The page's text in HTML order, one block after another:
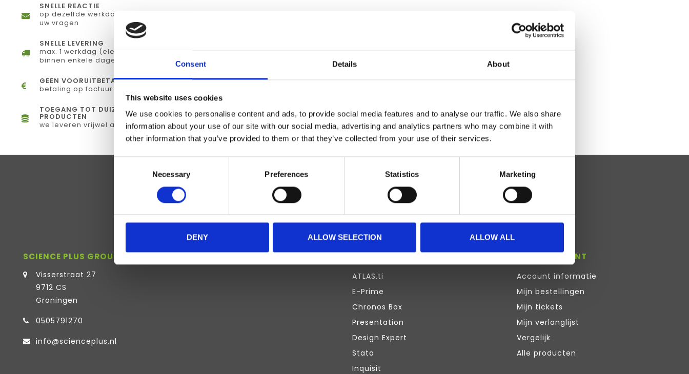
Consent Details About
This website uses cookies
We use cookies to personalise content and ads, to provide social media features and to analyse our traffic. We also share
information about your use of our site with our social media, advertising and analytics partners who may combine it with
other information that you’ve provided to them or that they’ve collected from your use of their services.
Necessary Preferences Statistics Marketing
DENY ALLOW SELECTION ALLOW ALL
SNELLE REACTIE
op dezelfde werkdag antwoord op
uw vragen
SNELLE LEVERING
max. 1 werkdag (elektronisch) of
binnen enkele dagen (fysiek)
GEEN VOORUITBETALING
betaling op factuur
TOEGANG TOT DUIZENDEN
PRODUCTEN
we leveren vrijwel alles
ABONNEER JE OP ONZE NIEUWSBRIEF
SCIENCE PLUS GROUP BV
Visserstraat 27
9712 CS
Groningen
0505791270
info@scienceplus.nl
ATLAS.ti
E-Prime
Chronos Box
Presentation
Design Expert
Stata
Inquisit
MIJN ACCOUNT
Account informatie
Mijn bestellingen
Mijn tickets
Mijn verlanglijst
Vergelijk
Alle producten